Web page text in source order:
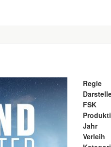
Regie
FSK
Jahr
Verleih